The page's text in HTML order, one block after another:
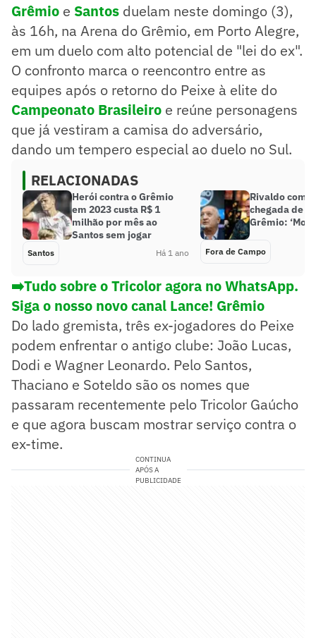
Grêmio e Santos duelam neste domingo (3),
às 16h, na Arena do Grêmio, em Porto Alegre,
em um duelo com alto potencial de "lei do ex".
O confronto marca o reencontro entre as
equipes após o retorno do Peixe à elite do
Campeonato Brasileiro e reúne personagens
que já vestiram a camisa do adversário,
dando um tempero especial ao duelo no Sul.
RELACIONADAS
Herói contra o Grêmio
em 2023 custa R$ 1
milhão por mês ao
Santos sem jogar
Santos Há 1 ano
Rivaldo
chegada de
Grêmio:
Fora de Campo
➡️Tudo sobre o Tricolor agora no WhatsApp.
Siga o nosso novo canal Lance! Grêmio
Do lado gremista, três ex-jogadores do Peixe
podem enfrentar o antigo clube: João Lucas,
Dodi e Wagner Leonardo. Pelo Santos,
Thaciano e Soteldo são os nomes que
passaram recentemente pelo Tricolor Gaúcho
e que agora buscam mostrar serviço contra o
ex-time.
CONTINUA
APÓS A
PUBLICIDADE